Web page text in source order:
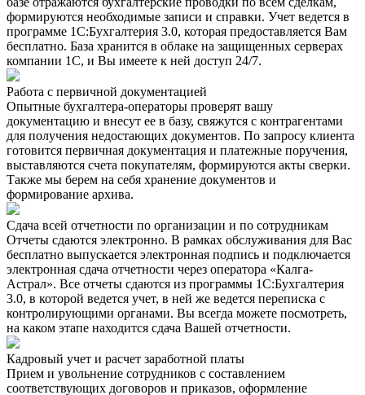
формируются необходимые записи и справки. Учет ведется в
программе 1С:Бухгалтерия 3.0, которая предоставляется Вам
бесплатно. База хранится в облаке на защищенных серверах
компании 1С, и Вы имеете к ней доступ 24/7.
Работа с первичной документацией
Опытные бухгалтера-операторы проверят вашу
документацию и внесут ее в базу, свяжутся с контрагентами
для получения недостающих документов. По запросу клиента
готовится первичная документация и платежные поручения,
выставляются счета покупателям, формируются акты сверки.
Также мы берем на себя хранение документов и
формирование архива.
Сдача всей отчетности по организации и по сотрудникам
Отчеты сдаются электронно. В рамках обслуживания для Вас
бесплатно выпускается электронная подпись и подключается
электронная сдача отчетности через оператора «Калга-
Астрал». Все отчеты сдаются из программы 1С:Бухгалтерия
3.0, в которой ведется учет, в ней же ведется переписка с
контролирующими органами. Вы всегда можете посмотреть,
на каком этапе находится сдача Вашей отчетности.
Кадровый учет и расчет заработной платы
Прием и увольнение сотрудников с составлением
соответствующих договоров и приказов, оформление